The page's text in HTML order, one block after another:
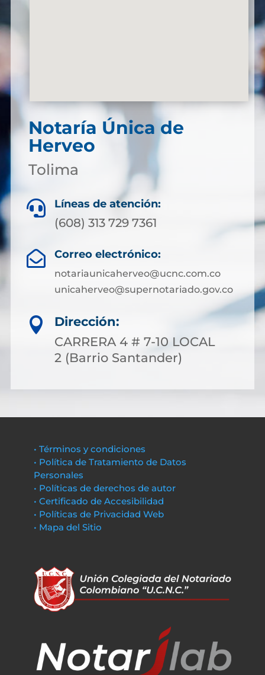
Notaría Única de
Herveo
Tolima
 Líneas de atención:
(608) 313 729 7361
 Correo electrónico:
notariaunicaherveo@ucnc.com.co
unicaherveo@supernotariado.gov.co

Dirección:
CARRERA 4 # 7-10 LOCAL
2 (Barrio Santander)
• Términos y condiciones
• Política de Tratamiento de Datos
Personales
• Políticas de derechos de autor
• Certificado de Accesibilidad
• Políticas de Privacidad Web
• Mapa del Sitio